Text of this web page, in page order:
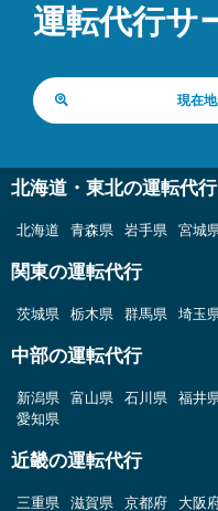
運転代行サ
現在
北海道・東北の運転代行
北海道 青森県 岩手県 宮城
関東の運転代行
茨城県 栃木県 群馬県 埼玉
中部の運転代行
新潟県 富山県 石川県 福井
愛知県
近畿の運転代行
三重県 滋賀県 京都府 大阪